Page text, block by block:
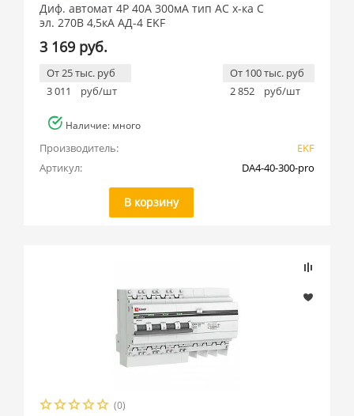
Диф. автомат 4P 40А 300мА тип АС х-ка C
эл. 270В 4,5кА АД-4 EKF
3 169 руб.
От 25 тыс. руб
3 011
руб/шт
От 100 тыс. руб
2 852
руб/шт
Наличие: много
Производитель:
EKF
Артикул:
DA4-40-300-pro
В корзину
(0)